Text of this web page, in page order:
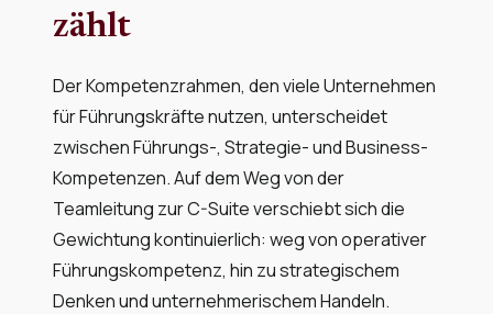
zählt
Der Kompetenzrahmen, den viele Unternehmen
für Führungskräfte nutzen, unterscheidet
zwischen Führungs-, Strategie- und Business-
Kompetenzen. Auf dem Weg von der
Teamleitung zur C-Suite verschiebt sich die
Gewichtung kontinuierlich: weg von operativer
Führungskompetenz, hin zu strategischem
Denken und unternehmerischem Handeln.